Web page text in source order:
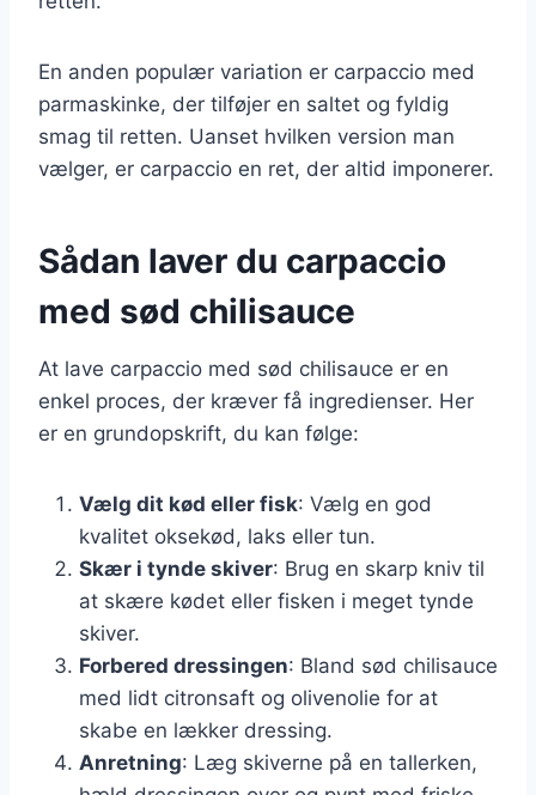
En anden populær variation er carpaccio med
parmaskinke, der tilføjer en saltet og fyldig
smag til retten. Uanset hvilken version man
vælger, er carpaccio en ret, der altid imponerer.
Sådan laver du carpaccio
med sød chilisauce
At lave carpaccio med sød chilisauce er en
enkel proces, der kræver få ingredienser. Her
er en grundopskrift, du kan følge:
Vælg dit kød eller fisk: Vælg en god
kvalitet oksekød, laks eller tun.
Skær i tynde skiver: Brug en skarp kniv til
at skære kødet eller fisken i meget tynde
skiver.
Forbered dressingen: Bland sød chilisauce
med lidt citronsaft og olivenolie for at
skabe en lækker dressing.
Anretning: Læg skiverne på en tallerken,